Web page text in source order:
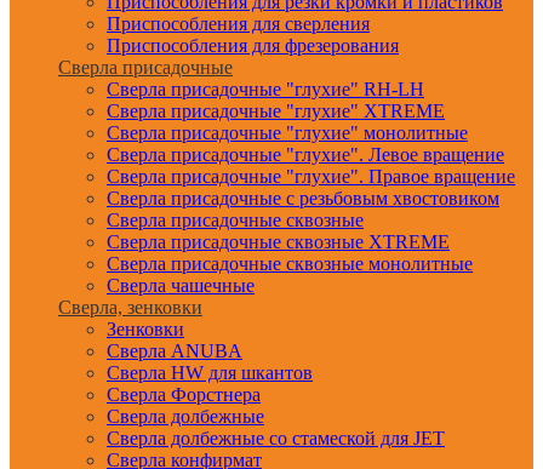
Приспособления для сверления
Приспособления для фрезерования
Сверла присадочные
Сверла присадочные "глухие" RH-LH
Сверла присадочные "глухие" XTREME
Сверла присадочные "глухие" монолитные
Сверла присадочные "глухие". Левое вращение
Сверла присадочные "глухие". Правое вращение
Сверла присадочные с резьбовым хвостовиком
Сверла присадочные сквозные
Сверла присадочные сквозные XTREME
Сверла присадочные сквозные монолитные
Сверла чашечные
Сверла, зенковки
Зенковки
Сверла ANUBA
Сверла HW для шкантов
Сверла Форстнера
Сверла долбежные
Сверла долбежные со стамеской для JET
Сверла конфирмат